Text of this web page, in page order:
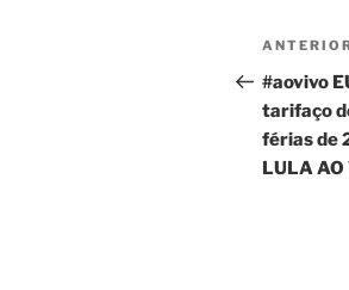
de
Post
Post
anterior
#aovivo
tarifaço
férias de
LULA AO